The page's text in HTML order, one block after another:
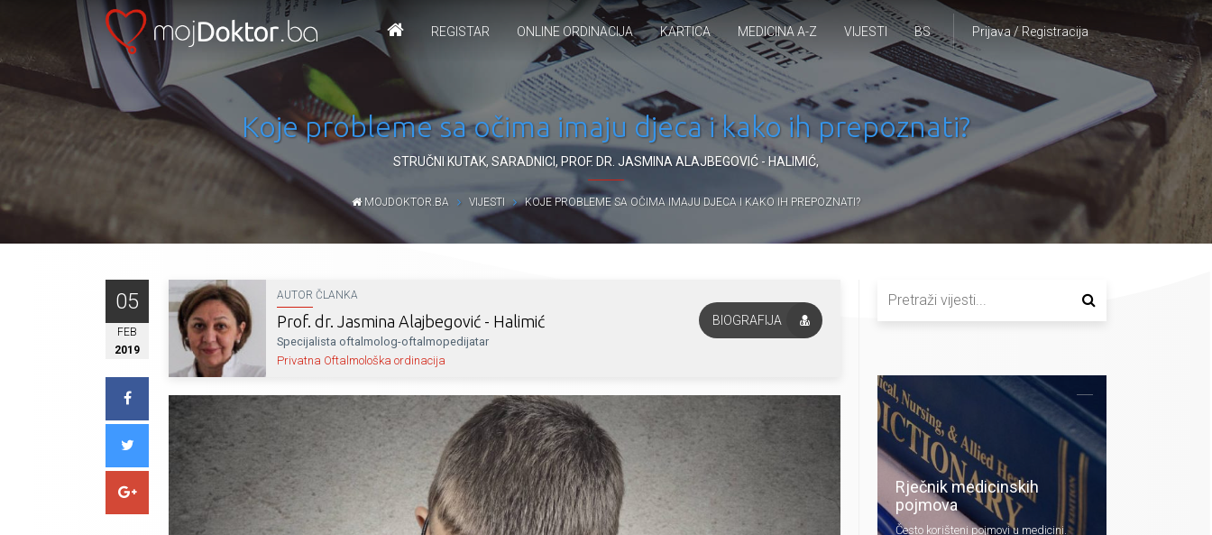
Prijava / Registracija
REGISTAR ONLINE ORDINACIJA KARTICA MEDICINA A-Z VIJESTI BS
Koje probleme sa očima imaju djeca i kako ih prepoznati?
STRUČNI KUTAK, SARADNICI, PROF. DR. JASMINA ALAJBEGOVIĆ - HALIMIĆ,
MOJDOKTOR.BA VIJESTI KOJE PROBLEME SA OČIMA IMAJU DJECA I KAKO IH PREPOZNATI?
05
FEB
2019
AUTOR ČLANKA
Prof. dr. Jasmina Alajbegović - Halimić
Specijalista oftalmolog-oftalmopedijatar
Privatna Oftalmološka ordinacija
BIOGRAFIJA
Rječnik medicinskih
pojmova
Često korišteni pojmovi u medicini.